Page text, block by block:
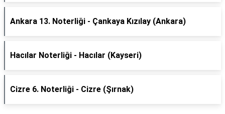
Ankara 13. Noterliği - Çankaya Kızılay (Ankara)
Hacılar Noterliği - Hacılar (Kayseri)
Cizre 6. Noterliği - Cizre (Şırnak)